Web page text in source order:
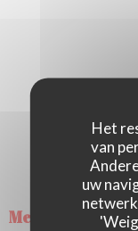
Het
van
uw
Menu Mer